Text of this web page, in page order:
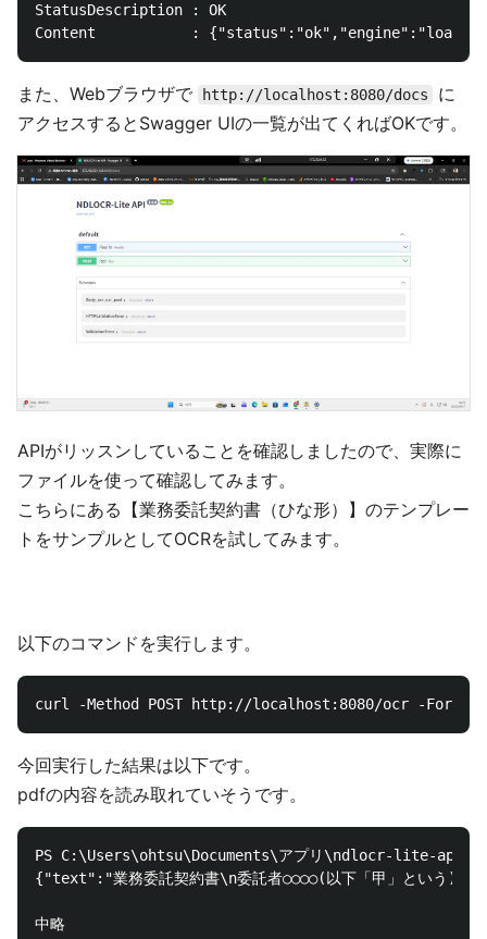
StatusDescription : OK
また、Webブラウザで http://localhost:8080/docs
に
アクセスするとSwagger UIの一覧が出てくればOKです。
APIがリッスンしていることを確認しましたので、実際に
ファイルを使って確認してみます。
こちらにある【業務委託契約書（ひな形）】のテンプレー
トをサンプルとしてOCRを試してみます。
以下のコマンドを実行します。
今回実行した結果は以下です。
pdfの内容を読み取れていそうです。
PS C:\Users\ohtsu\Documents\アプリ\ndlocr-lite-
{"text":"業務委託契約書\n委託者○○○○(以下「甲」という)と受
中略